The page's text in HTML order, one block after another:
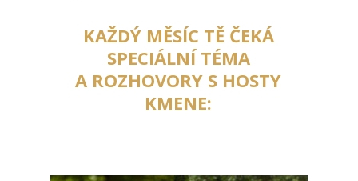
KAŽDÝ MĚSÍC TĚ ČEKÁ
SPECIÁLNÍ TÉMA
A ROZHOVORY S HOSTY
KMENE: